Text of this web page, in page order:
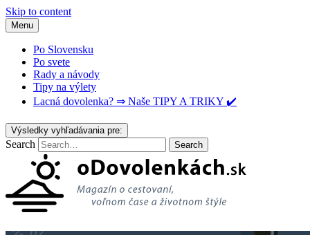
Skip to content
Menu
Po Slovensku
Po svete
Rady a návody
Tipy na výlety
Lacná dovolenka? ⇒ Naše TIPY A TRIKY ✔️
Výsledky vyhľadávania pre:
Search